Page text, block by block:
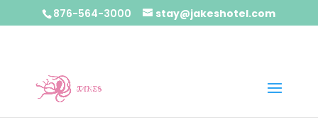
876-564-3000 stay@jakeshotel.com